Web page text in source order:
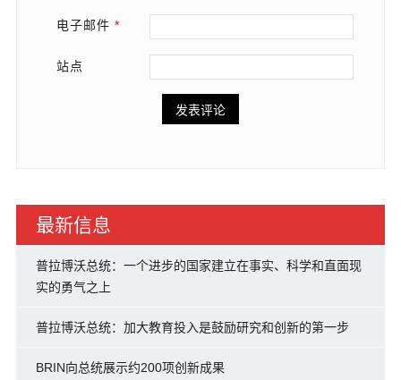
电子邮件 *
站点
最新信息
普拉博沃总统：一个进步的国家建立在事实、科学和直面现
实的勇气之上
普拉博沃总统：加大教育投入是鼓励研究和创新的第一步
BRIN向总统展示约200项创新成果